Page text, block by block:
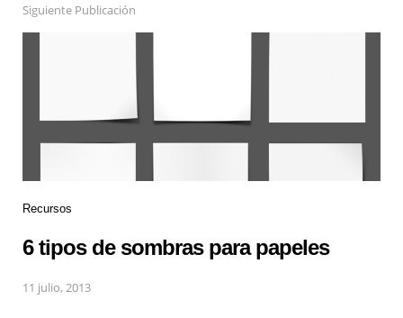
Siguiente Publicación
Recursos
6 tipos de sombras para papeles
11 julio, 2013